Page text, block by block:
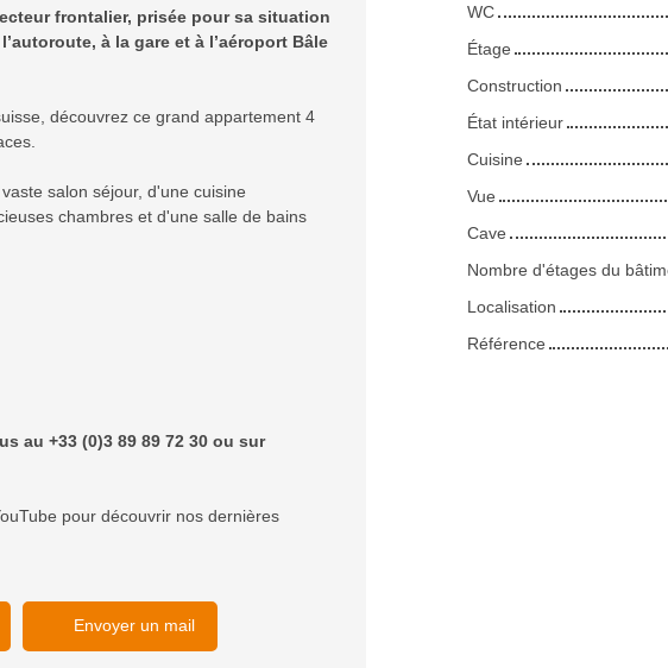
frontalier, prisée pour sa situation
à la gare et à l’aéroport Bâle
découvrez ce grand appartement 4
salon séjour, d'une cuisine
chambres et d'une salle de bains
au +33 (0)3 89 89 72 30 ou sur
pour découvrir nos dernières
Envoyer un mail
WC
Étage
Construction
État intérieur
Cuisine
Vue
Cave
Nombre d'étages du
Localisation
Référence